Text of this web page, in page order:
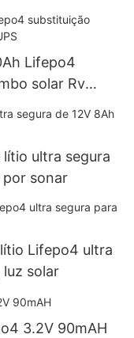
Lifepo4
solar Rv
ultra segura
por sonar
Lifepo4 ultra
luz solar
3.2V 90mAH